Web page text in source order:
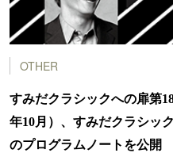
OTHER
すみだクラシックへの扉第
年10月）、すみだクラシッ
のプログラムノートを公開